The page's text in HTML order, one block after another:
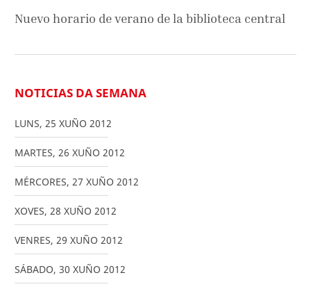
Nuevo horario de verano de la biblioteca central
NOTICIAS DA SEMANA
LUNS, 25 XUÑO 2012
MARTES, 26 XUÑO 2012
MÉRCORES, 27 XUÑO 2012
XOVES, 28 XUÑO 2012
VENRES, 29 XUÑO 2012
SÁBADO, 30 XUÑO 2012